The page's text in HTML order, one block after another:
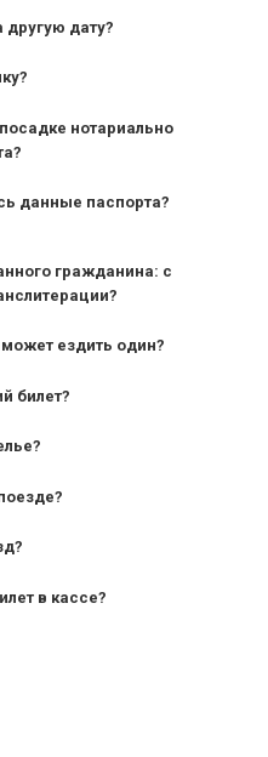
другую дату?
нотариально
данные паспорта?
гражданина: с
ездить один?
— от 10 лет и
от 7 лет.
билет?
в кассе?
номер заказа;
пассажира, на